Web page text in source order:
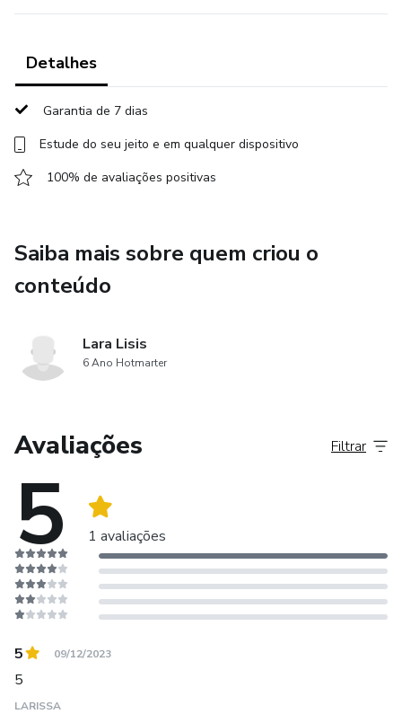
Detalhes
Garantia de 7 dias
Estude do seu jeito e em qualquer dispositivo
100% de avaliações positivas
Saiba mais sobre quem criou o
conteúdo
Lara Lisis
6 Ano Hotmarter
Avaliações
5 1 avaliações
Filtrar
5 09/12/2023
5
LARISSA